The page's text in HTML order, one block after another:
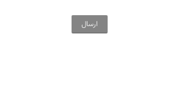
ارسال